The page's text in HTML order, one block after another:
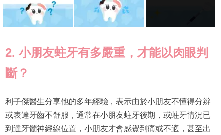
2. 小朋友蛀牙有多嚴重，才能以肉眼判
斷？
利子傑醫生分享他的多年經驗，表示由於小朋友不懂得分辨
或表達牙齒不舒服，通常在小朋友蛀牙後期，或蛀牙情況已
到達牙髓神經線位置，小朋友才會感覺到痛或不適，甚至出